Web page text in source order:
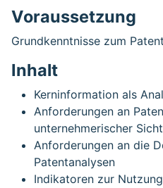
Voraussetzung
Grundkenntnisse zum
Inhalt
Kerninformation als
Anforderungen an
unternehmerischer Sicht
Anforderungen an die
Patentanalysen
Indikatoren zur